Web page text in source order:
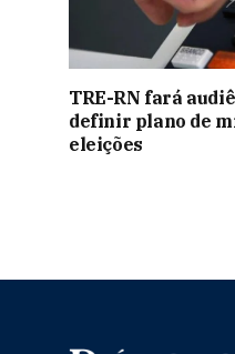
TRE-RN fará
definir plano de
eleições